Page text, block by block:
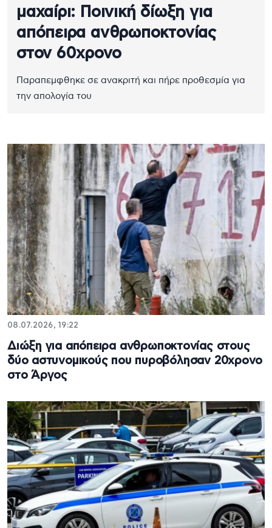
μαχαίρι: Ποινική δίωξη για
απόπειρα ανθρωποκτονίας
στον 60χρονο
Παραπεμφθηκε σε ανακριτή και πήρε προθεσμία για
την απολογία του
08.07.2026, 19:22
Διώξη για απόπειρα ανθρωποκτονίας στους
δύο αστυνομικούς που πυροβόλησαν 20χρονο
στο Άργος